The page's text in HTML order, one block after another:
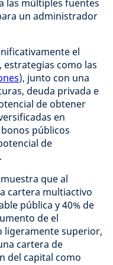
las múltiples fuentes
un administrador
el
como las
), junto con una
deuda privada e
de obtener
en
públicos
de
que al
cartera multiactivo
pública y 40% de
de el
ligeramente superior,
cartera de
del capital como